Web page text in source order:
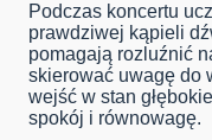
Podczas koncertu
prawdziwej kąpieli
pomagają rozluźnić
skierować uwagę do
wejść w stan
spokój i równowagę.